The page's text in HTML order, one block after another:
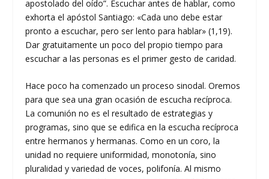
apostolado del oído”. Escuchar antes de hablar, como
exhorta el apóstol Santiago: «Cada uno debe estar
pronto a escuchar, pero ser lento para hablar» (1,19).
Dar gratuitamente un poco del propio tiempo para
escuchar a las personas es el primer gesto de caridad.
Hace poco ha comenzado un proceso sinodal. Oremos
para que sea una gran ocasión de escucha recíproca.
La comunión no es el resultado de estrategias y
programas, sino que se edifica en la escucha recíproca
entre hermanos y hermanas. Como en un coro, la
unidad no requiere uniformidad, monotonía, sino
pluralidad y variedad de voces, polifonía. Al mismo